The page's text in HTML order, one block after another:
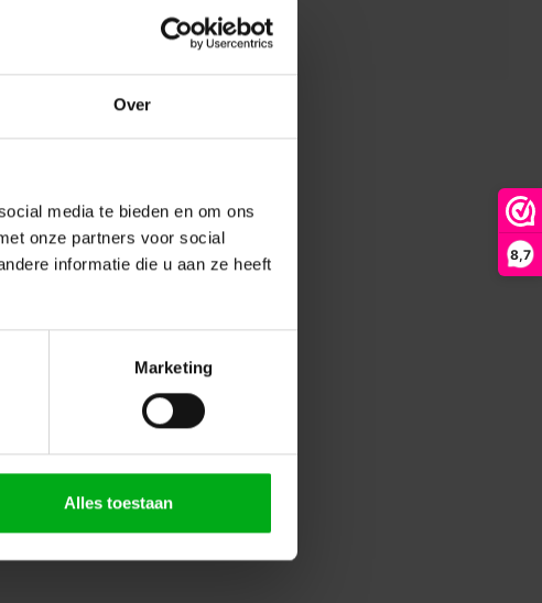
Over
media te bieden en om ons
onze partners voor social
informatie die u aan ze heeft
Marketing
Alles toestaan
8,7